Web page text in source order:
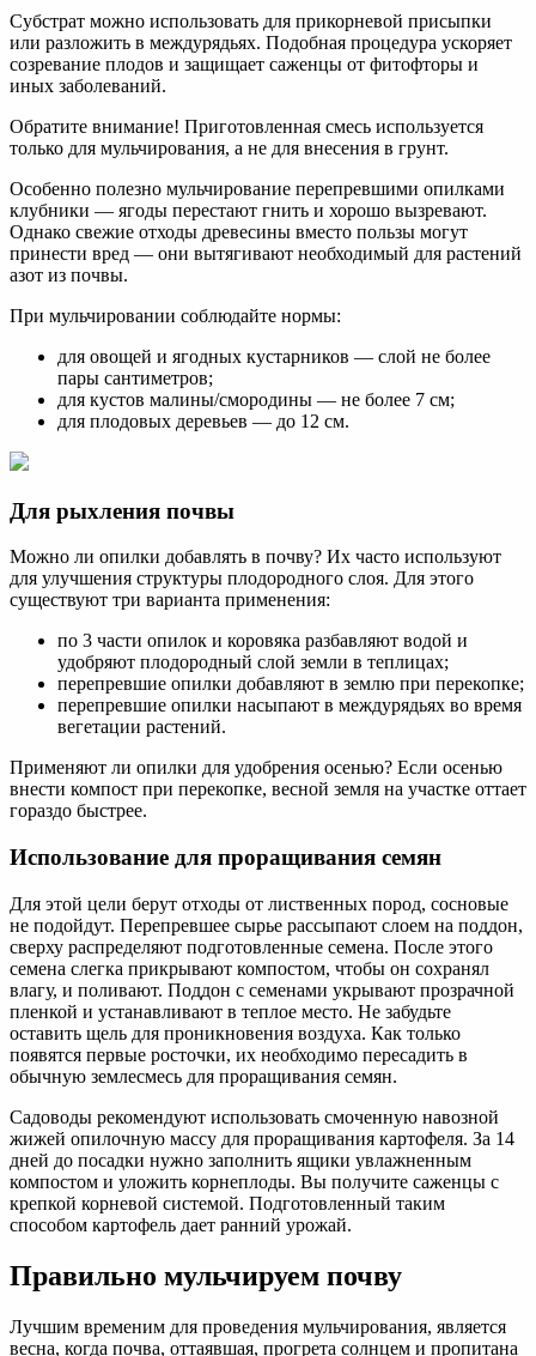
Субстрат можно использовать для прикорневой присыпки
или разложить в междурядьях. Подобная процедура ускоряет
созревание плодов и защищает саженцы от фитофторы и
иных заболеваний.
Обратите внимание! Приготовленная смесь используется
только для мульчирования, а не для внесения в грунт.
Особенно полезно мульчирование перепревшими опилками
клубники — ягоды перестают гнить и хорошо вызревают.
Однако свежие отходы древесины вместо пользы могут
принести вред — они вытягивают необходимый для растений
азот из почвы.
При мульчировании соблюдайте нормы:
для овощей и ягодных кустарников — слой не более
пары сантиметров;
для кустов малины/смородины — не более 7 см;
для плодовых деревьев — до 12 см.
Для рыхления почвы
Можно ли опилки добавлять в почву? Их часто используют
для улучшения структуры плодородного слоя. Для этого
существуют три варианта применения:
по 3 части опилок и коровяка разбавляют водой и
удобряют плодородный слой земли в теплицах;
перепревшие опилки добавляют в землю при перекопке;
перепревшие опилки насыпают в междурядьях во время
вегетации растений.
Применяют ли опилки для удобрения осенью? Если осенью
внести компост при перекопке, весной земля на участке оттает
гораздо быстрее.
Использование для проращивания семян
Для этой цели берут отходы от лиственных пород, сосновые
не подойдут. Перепревшее сырье рассыпают слоем на поддон,
сверху распределяют подготовленные семена. После этого
семена слегка прикрывают компостом, чтобы он сохранял
влагу, и поливают. Поддон с семенами укрывают прозрачной
пленкой и устанавливают в теплое место. Не забудьте
оставить щель для проникновения воздуха. Как только
появятся первые росточки, их необходимо пересадить в
обычную землесмесь для проращивания семян.
Садоводы рекомендуют использовать смоченную навозной
жижей опилочную массу для проращивания картофеля. За 14
дней до посадки нужно заполнить ящики увлажненным
компостом и уложить корнеплоды. Вы получите саженцы с
крепкой корневой системой. Подготовленный таким
способом картофель дает ранний урожай.
Правильно мульчируем почву
Лучшим временим для проведения мульчирования, является
весна, когда почва, оттаявшая, прогрета солнцем и пропитана